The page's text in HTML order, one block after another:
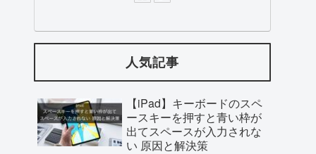
人気記事
【iPad】キーボードのスペ
ースキーを押すと青い枠が
出てスペースが入力されな
い 原因と解決策